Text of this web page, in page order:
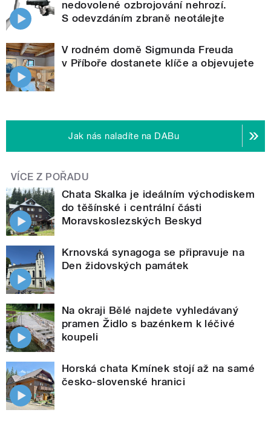
nedovolené ozbrojování nehrozí.
S odevzdáním zbraně neotálejte
V rodném domě Sigmunda Freuda
v Příboře dostanete klíče a objevujete
Jak nás naladíte na DABu
VÍCE Z POŘADU
Chata Skalka je ideálním východiskem
do těšínské i centrální části
Moravskoslezských Beskyd
Krnovská synagoga se připravuje na
Den židovských památek
Na okraji Bělé najdete vyhledávaný
pramen Židlo s bazénkem k léčivé
koupeli
Horská chata Kmínek stojí až na samé
česko-slovenské hranici